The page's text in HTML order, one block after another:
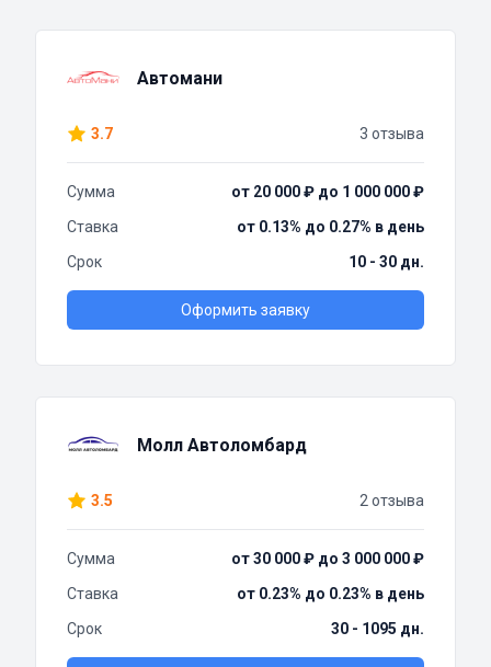
Автомани
3.7 3 отзыва
Сумма
от 20 000 ₽ до 1 000 000 ₽
Ставка
от 0.13% до 0.27% в день
Срок
10 - 30 дн.
Оформить заявку
Молл Автоломбард
3.5 2 отзыва
Сумма
от 30 000 ₽ до 3 000 000 ₽
Ставка
от 0.23% до 0.23% в день
Срок
30 - 1095 дн.